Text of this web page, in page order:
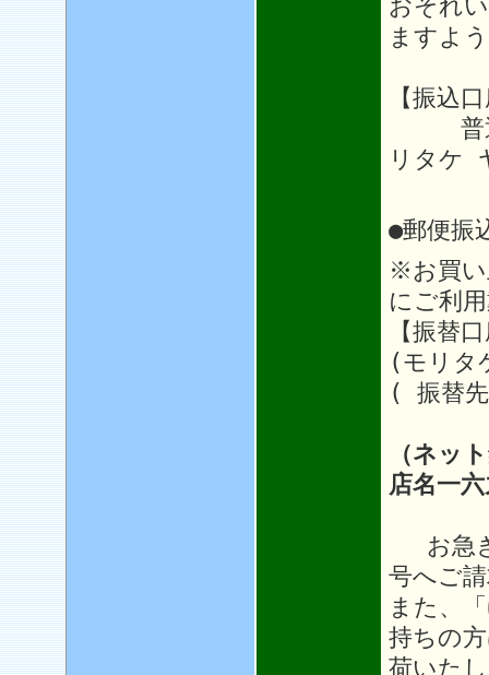
おそれ
ますよ
【振込
普通
リタケ
●郵便振
※お買い
にご利
【振替
(モリタ
( 振替
（ネッ
店名一
お急ぎ
号へご
また、
持ちの
荷いた